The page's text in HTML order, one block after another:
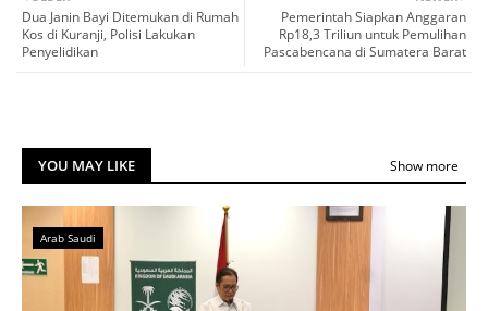
Pemerintah Siapkan Anggaran
Rp18,3 Triliun untuk Pemulihan
Pascabencana di Sumatera Barat
Dua Janin Bayi Ditemukan di Rumah
Kos di Kuranji, Polisi Lakukan
Penyelidikan
YOU MAY LIKE Show more
Arab Saudi